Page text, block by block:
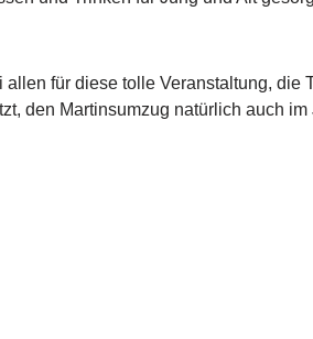
allen für diese tolle Veranstaltung,
den Martinsumzug natürlich auch